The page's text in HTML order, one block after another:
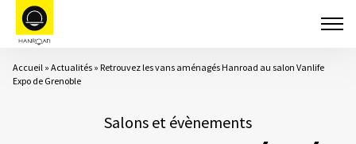
Accueil » Actualités » Retrouvez les vans aménagés Hanroad au salon Vanlife
Expo de Grenoble
Salons et évènements